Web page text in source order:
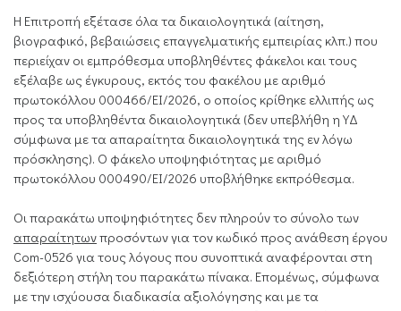
Η Επιτροπή εξέτασε όλα τα δικαιολογητικά (αίτηση,
βιογραφικό, βεβαιώσεις επαγγελματικής εμπειρίας κλπ.) που
περιείχαν οι εμπρόθεσμα υποβληθέντες φάκελοι και τους
εξέλαβε ως έγκυρους, εκτός του φακέλου με αριθμό
πρωτοκόλλου 000466/ΕΙ/2026, ο οποίος κρίθηκε ελλιπής ως
προς τα υποβληθέντα δικαιολογητικά (δεν υπεβλήθη η ΥΔ
σύμφωνα με τα απαραίτητα δικαιολογητικά της εν λόγω
πρόσκλησης). Ο φάκελο υποψηφιότητας με αριθμό
πρωτοκόλλου 000490/ΕΙ/2026 υποβλήθηκε εκπρόθεσμα.
Οι παρακάτω υποψηφιότητες δεν πληρούν το σύνολο των
απαραίτητωνπροσόντων για τον κωδικό προς ανάθεση έργου
Com-0526 για τους λόγους που συνοπτικά αναφέρονται στη
δεξιότερη στήλη του παρακάτω πίνακα. Επομένως, σύμφωνα
με την ισχύουσα διαδικασία αξιολόγησης και με τα